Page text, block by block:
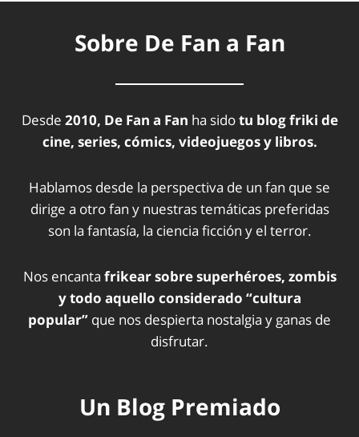
Sobre De Fan a Fan
Desde 2010, De Fan a Fan ha sidotu blog friki de
cine, series, cómics, videojuegos y libros.
Hablamos desde la perspectiva de un fan que se
dirige a otro fan y nuestras temáticas preferidas
son la fantasía, la ciencia ficción y el terror.
Nos encanta frikear sobre superhéroes, zombis
y todo aquello considerado “cultura
popular” que nos despierta nostalgia y ganas de
disfrutar.
Un Blog Premiado